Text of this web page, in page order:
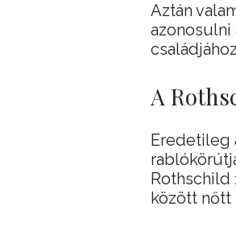
Aztán
azonosulni
A
Eredetileg
Rothschild
között nőtt